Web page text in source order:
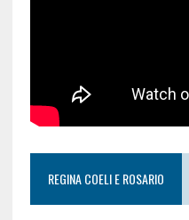
REGINA COELI E ROSARIO